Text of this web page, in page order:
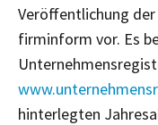
Veröffentlichung der
firminform vor. Es
hinterlegten